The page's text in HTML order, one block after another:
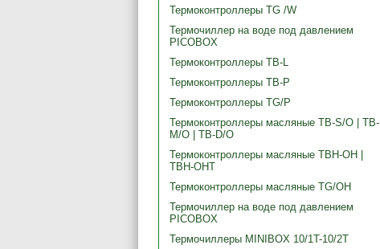
Термоконтроллеры TG /W
Термочиллер на воде под давлением
PICOBOX
Термоконтроллеры TB-L
Термоконтроллеры TB-P
Термоконтроллеры TG/P
Термоконтроллеры масляные ТВ-S/O | ТВ-
М/О | ТВ-D/O
Термоконтроллеры масляные TBH-OH |
TBH-OHT
Термоконтроллеры масляные TG/OH
Термочиллер на воде под давлением
PICOBOX
Термочиллеры MINIBOX 10/1T-10/2T